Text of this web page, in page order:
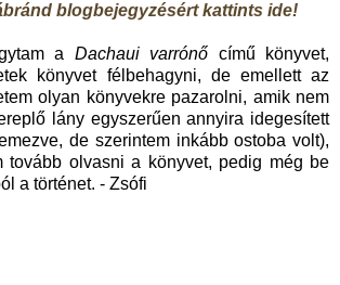
blogbejegyzésért kattints ide!
a Dachaui varrónő című könyvet,
könyvet félbehagyni, de emellett az
olyan könyvekre pazarolni, amik nem
lány egyszerűen annyira idegesített
de szerintem inkább ostoba volt),
tovább olvasni a könyvet, pedig még be
a történet. - Zsófi